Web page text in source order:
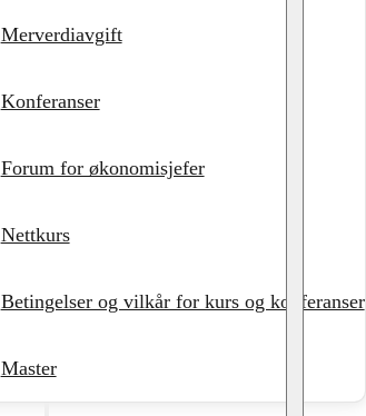
Merverdiavgift
Konferanser
Forum for økonomisjefer
Nettkurs
Betingelser og vilkår for kurs og konferanser
Master